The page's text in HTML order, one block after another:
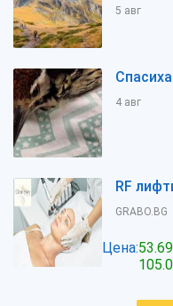
5 авг
4 авг
RF
GRABO.BG
Цена: